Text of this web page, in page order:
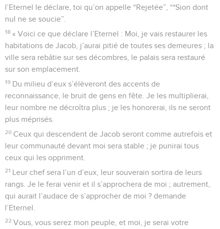
l’Eternel le déclare, toi qu’on appelle “Rejetée”, “*Sion dont
nul ne se soucie”.
18 « Voici ce que déclare l’Eternel : Moi, je vais restaurer les
habitations de Jacob, j’aurai pitié de toutes ses demeures ; la
ville sera rebâtie sur ses décombres, le palais sera restauré
sur son emplacement.
19 Du milieu d’eux s’élèveront des accents de
reconnaissance, le bruit de gens en fête. Je les multiplierai,
leur nombre ne décroîtra plus ; je les honorerai, ils ne seront
plus méprisés.
20 Ceux qui descendent de Jacob seront comme autrefois et
leur communauté devant moi sera stable ; je punirai tous
ceux qui les oppriment.
21 Leur chef sera l’un d’eux, leur souverain sortira de leurs
rangs. Je le ferai venir et il s’approchera de moi ; autrement,
qui aurait l’audace de s’approcher de moi ? demande
l’Eternel.
22 Vous, vous serez mon peuple, et moi, je serai votre